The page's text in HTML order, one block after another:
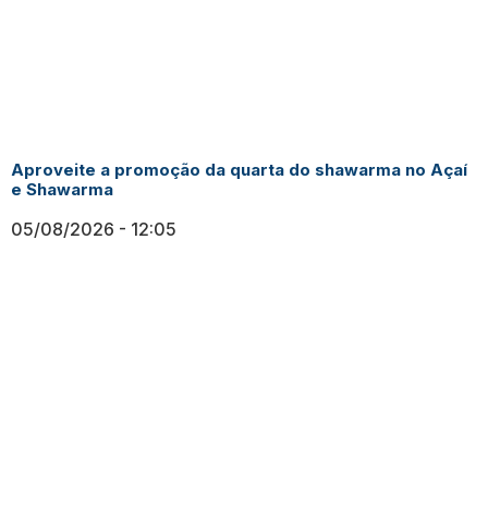
Aproveite a promoção da quarta do shawarma no Açaí
e Shawarma
05/08/2026 12:05